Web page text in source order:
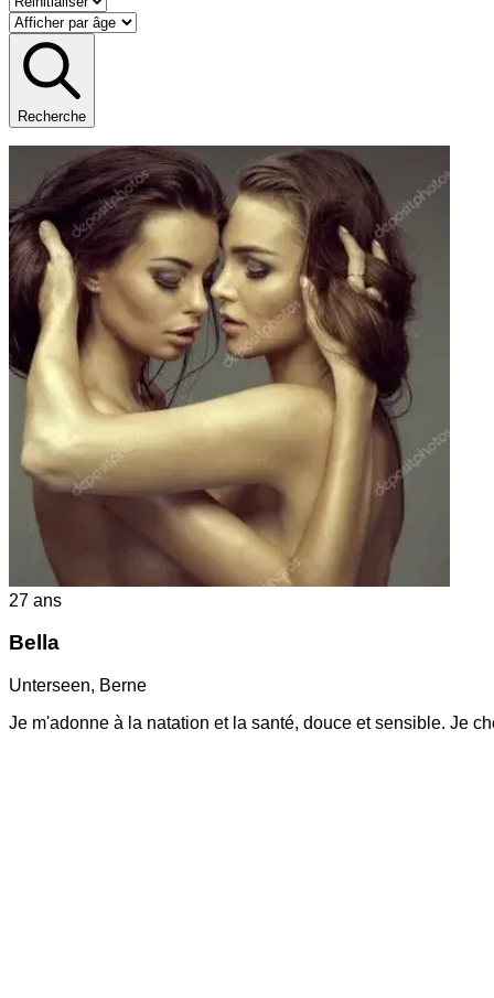
Recherche
27 ans
Bella
Unterseen, Berne
Je m'adonne à la natation et la santé, douce et sensible. Je